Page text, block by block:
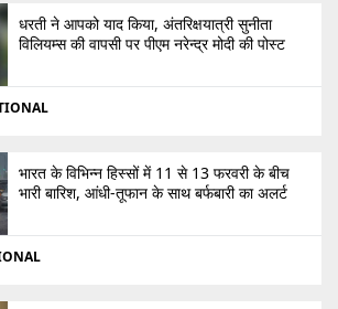
धरती ने आपको याद किया, अंतरिक्षयात्री सुनीता
विलियम्स की वापसी पर पीएम नरेन्द्र मोदी की पोस्ट
भारत के विभिन्न हिस्सों में 11 से 13 फरवरी के बीच
भारी बारिश, आंधी-तूफान के साथ बर्फबारी का अलर्ट